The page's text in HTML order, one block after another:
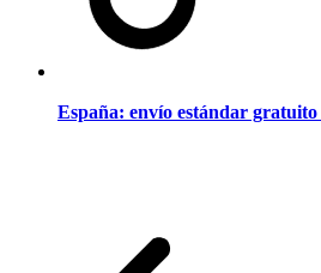
España: envío estándar gratuito